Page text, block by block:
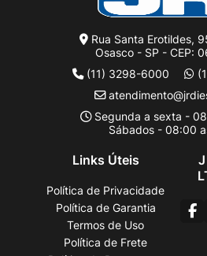
Rua Santa Erotildes,
Osasco - SP - CEP:
(11) 3298-6000
Segunda a sexta -
Sábados - 08:00
Links Úteis
Política de Privacidade
Política de Garantia
Termos de Uso
Política de Frete